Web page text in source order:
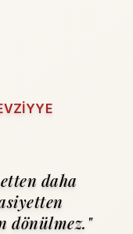
daha
dönülmez."